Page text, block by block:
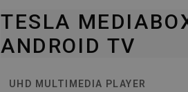
TESLA
ANDROID TV
UHD MULTIMEDIA PLAYER